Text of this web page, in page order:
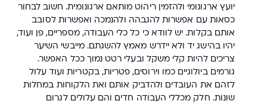
יועץ ארגונומי ולהזמין ריהוט מותאם ארגונומית. חשוב לבחור
כסאות עם אפשרות להגבהה ולהנמכה ואפשרות לסובב
אותם בקלות. יש לוודא כי כל כלי העבודה, מספריים, פן ועוד,
יהיו בהישג יד ולא יידרש מאמץ להשגתם. מייבשי השיער
צריכים להיות קלי משקל ובעלי רטט נמוך ככל האפשר.
גורמים ביולוגיים כמו וירוסים, פטריות, בקטריות ועוד עלול
לזהם את העובדים ולהדביק אותם ואת הלקוחות במחלות
שונות. חלק מכללי העבודה חדים והם עלולים לגרום